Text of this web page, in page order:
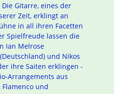
Gitarre, eines der
Zeit, erklingt an
in all ihren Facetten
Spielfreude lassen die
Ian Melrose
und Nikos
ihre Saiten erklingen -
Arrangements aus
Flamenco und